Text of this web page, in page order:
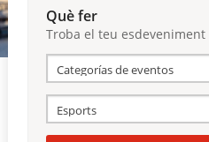
Reserves
Què fer
Troba el teu esdeveniment